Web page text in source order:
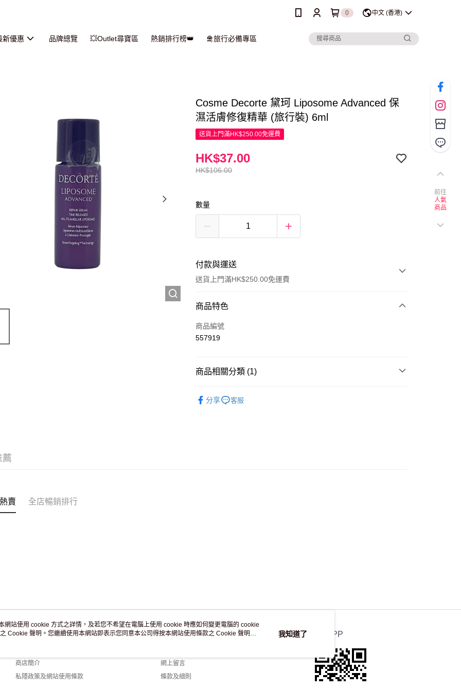
0 中文 (香港)
新優惠 品牌總覽 💥Outlet尋寶區 熱銷排行榜👑 🛅旅行必備專區
Cosme Decorte 黛珂 Liposome Advanced 保
濕活膚修復精華 (旅行裝) 6ml
送貨上門滿HK$250.00免運費
HK$106.00
HK$37.00
數量
付款與運送
送貨上門滿HK$250.00免運費
付款方式
信用卡
商品特色
商品編號
557919
商品相關分類 (1)
分享
客服
薦
賣 全店暢銷排行
關於我們
商店簡介
私隱政策及網站使用條款
客戶服務
網上留言
條款及細則
官方APP
前往
人氣
商品
網站使用 cookie 方式之詳情，及若您不希望在電腦上使用 cookie 時應如何變更電腦的 cookie
Cookie 聲明。您繼續使用本網站即表示您同意本公司得按本網站使用條款之 Cookie 聲明使
我知道了